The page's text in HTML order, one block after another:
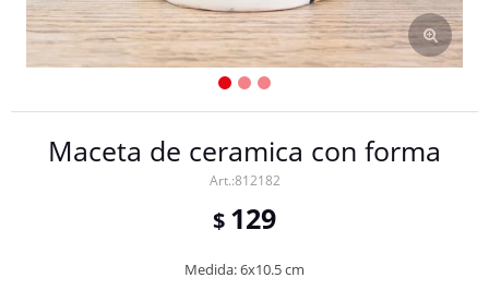
Maceta de ceramica con forma
812182
$ 129
Medida: 6x10.5 cm